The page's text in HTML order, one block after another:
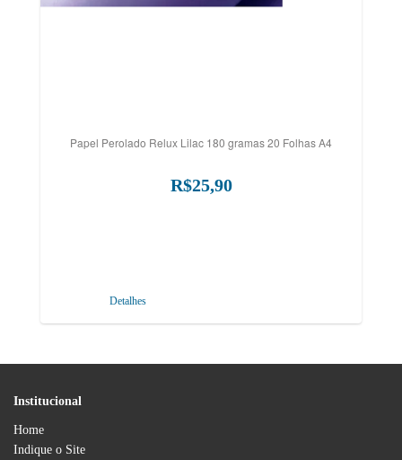
Papel Perolado Relux Lilac 180 gramas 20 Folhas A4
R$25,90
Detalhes
Institucional
Home
Indique o Site